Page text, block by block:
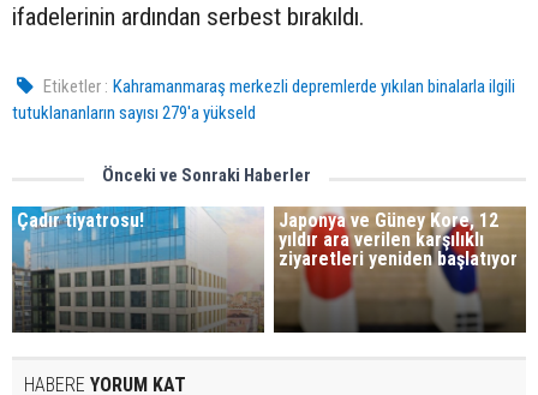
ifadelerinin ardından serbest bırakıldı.
Etiketler : Kahramanmaraş merkezli depremlerde yıkılan binalarla ilgili
tutuklananların sayısı 279'a yükseld
Önceki ve Sonraki Haberler
Çadır tiyatrosu!
Japonya ve Güney Kore, 12
yıldır ara verilen karşılıklı
ziyaretleri yeniden başlatıyor
HABERE YORUM KAT